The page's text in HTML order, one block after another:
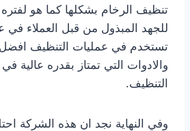
تنظيف الرخام بشكلها كما هو لفتره
للجهد المبذول من قبل العملاء في
تستخدم في عمليات التنظيف
والادوات التي تمتاز بقدره عالية
التنظيف.
وفي النهاية نجد ان هذه الشركة